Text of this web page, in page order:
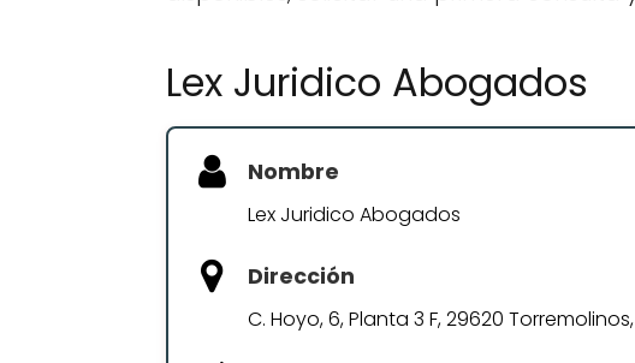
Lex Juridico Abogados
Nombre
Lex Juridico Abogados
Dirección
C. Hoyo, 6, Planta 3 F, 29620